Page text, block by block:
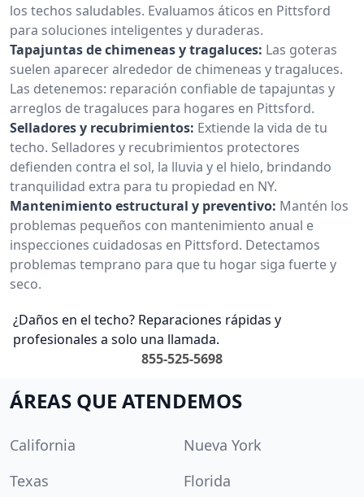
los techos saludables. Evaluamos áticos en Pittsford
para soluciones inteligentes y duraderas.
Tapajuntas de chimeneas y tragaluces: Las goteras
suelen aparecer alrededor de chimeneas y tragaluces.
Las detenemos: reparación confiable de tapajuntas y
arreglos de tragaluces para hogares en Pittsford.
Selladores y recubrimientos: Extiende la vida de tu
techo. Selladores y recubrimientos protectores
defienden contra el sol, la lluvia y el hielo, brindando
tranquilidad extra para tu propiedad en NY.
Mantenimiento estructural y preventivo: Mantén los
problemas pequeños con mantenimiento anual e
inspecciones cuidadosas en Pittsford. Detectamos
problemas temprano para que tu hogar siga fuerte y
seco.
¿Daños en el techo? Reparaciones rápidas y
profesionales a solo una llamada.
855-525-5698
ÁREAS QUE ATENDEMOS
California
Nueva York
Texas
Florida